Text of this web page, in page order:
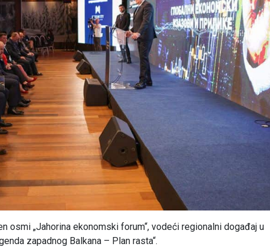
osmi „Jahorina ekonomski forum“, vodeći regionalni događaj u
zapadnog Balkana – Plan rasta“.